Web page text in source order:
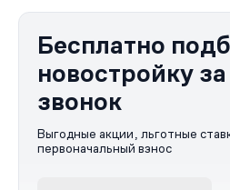
Бесплатно
новостройку
звонок
Выгодные акции, льготные
первоначальный взнос